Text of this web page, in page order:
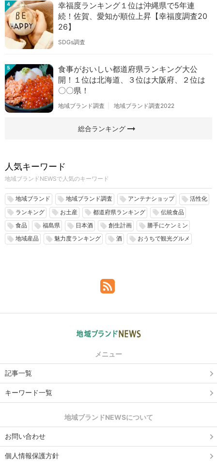
4
幸福度ランキング１位は沖縄県で5年連
続！佐賀、愛知が順位上昇【幸福度調査20
26】
SDGs調査
5
食事がおいしい都道府県ランキング大公
開！１位は北海道、３位は大阪府、２位は
〇〇県！
地域ブランド調査 地域ブランド調査2022
総合ランキングarrow_right_alt
人気キーワード
地域ブランドNEWSで人気のキーワード
local_offer 地域ブランド local_offer 地域ブランド調査 local_offer アンテナショップ local_offer 活性化
local_offer ランキング local_offer お土産 local_offer 都道府県ランキング local_offer 伝統食品
local_offer 食品 local_offer 福島県 local_offer 日本酒 local_offer 創生計画 local_offer 勝手にケンミン
local_offer 地域産品 local_offer 魅力度ランキング local_offer 酒 local_offer おうちで観光グルメ
メニュー
記事一覧
キーワード一覧
地域ブランドNEWSについて
お問い合わせ
個人情報保護方針